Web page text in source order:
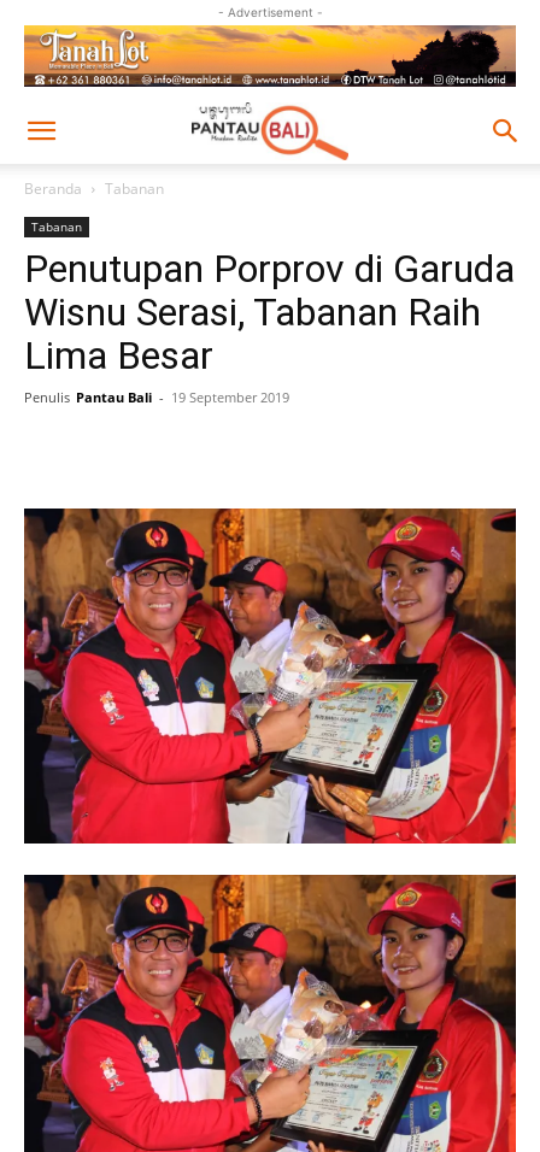
- Advertisement -
Beranda Tabanan
Tabanan
Penutupan Porprov di Garuda
Wisnu Serasi, Tabanan Raih
Lima Besar
Penulis Pantau Bali - 19 September 2019